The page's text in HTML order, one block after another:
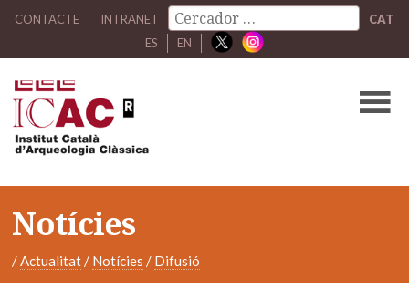
CONTACTE INTRANET
CAT
ES
EN
Notícies
/Actualitat/ Notícies / Difusió